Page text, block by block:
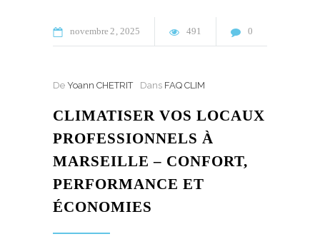
novembre 2 2025 491 0
De Yoann CHETRIT Dans FAQ CLIM
CLIMATISER VOS LOCAUX
PROFESSIONNELS À
MARSEILLE – CONFORT,
PERFORMANCE ET
ÉCONOMIES